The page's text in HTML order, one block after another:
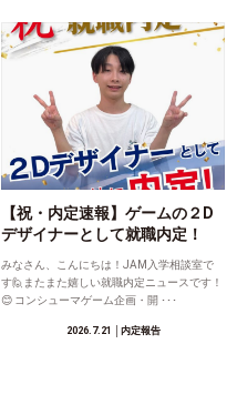
【祝・内定速報】ゲームの２D
デザイナーとして就職内定！
みなさん、こんにちは！JAM入学相談室で
す🙋またまた嬉しい就職内定ニュースです！
😊 コンシューマゲーム企画・開 ･･･
2026.7.21 │内定報告